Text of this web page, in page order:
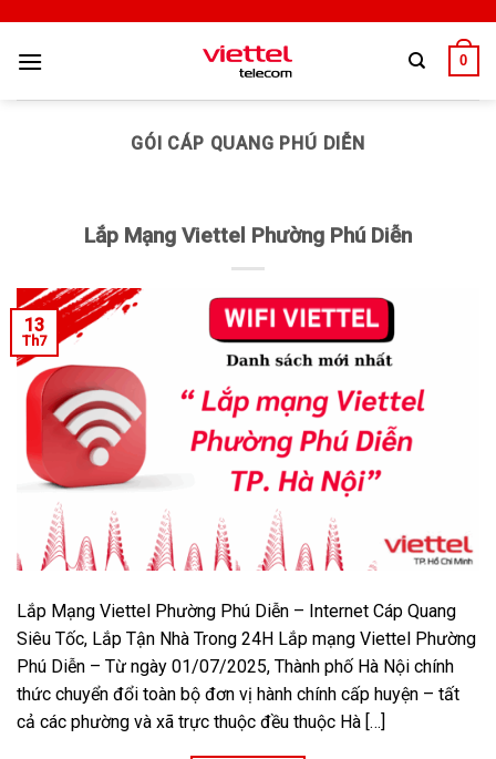
0
GÓI CÁP QUANG PHÚ DIỄN
Lắp Mạng Viettel Phường Phú Diễn
13
Th7
Lắp Mạng Viettel Phường Phú Diễn – Internet Cáp Quang
Siêu Tốc, Lắp Tận Nhà Trong 24H Lắp mạng Viettel Phường
Phú Diễn – Từ ngày 01/07/2025, Thành phố Hà Nội chính
thức chuyển đổi toàn bộ đơn vị hành chính cấp huyện – tất
cả các phường và xã trực thuộc đều thuộc Hà […]